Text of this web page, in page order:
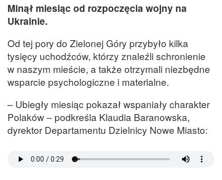
Minął miesiąc od rozpoczęcia wojny na
Ukrainie.
Od tej pory do Zielonej Góry przybyło kilka
tysięcy uchodźców, którzy znaleźli schronienie
w naszym mieście, a także otrzymali niezbędne
wsparcie psychologiczne i materialne.
– Ubiegły miesiąc pokazał wspaniały charakter
Polaków – podkreśla Klaudia Baranowska,
dyrektor Departamentu Dzielnicy Nowe Miasto: